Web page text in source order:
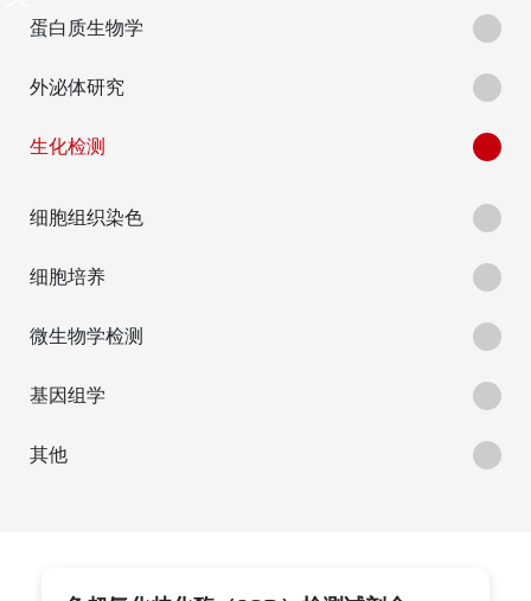
蛋白质生物学
外泌体研究
生化检测
细胞组织染色
细胞培养
微生物学检测
基因组学
其他